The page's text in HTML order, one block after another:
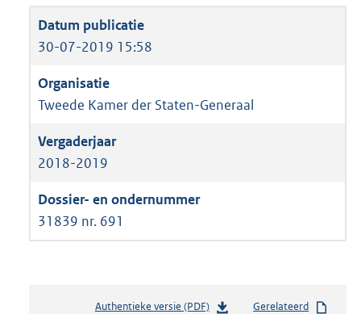
30-07-2019 15:58
Tweede Kamer der Staten-Generaal
2018-2019
31839 nr. 691
Authentieke versie (PDF)b
Gerelateerd